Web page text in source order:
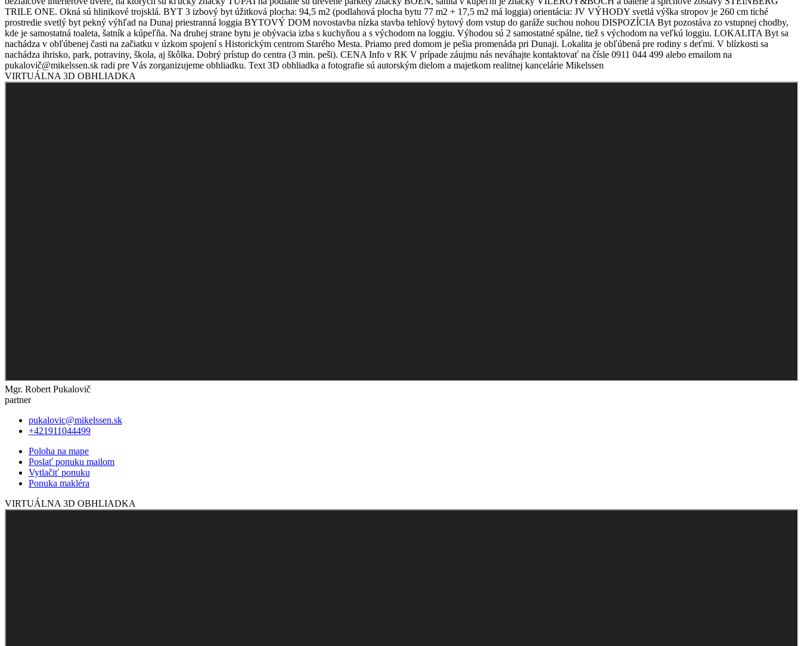
TRILE ONE. Okná sú hlinikové trojsklá. BYT 3 izbový byt úžitková plocha: 94,5 m2 (podlahová plocha bytu 77 m2 + 17,5 m2 má loggia) orientácia: JV VÝHODY svetlá výška stropov je 260 cm tiché
prostredie svetlý byt pekný výhľad na Dunaj priestranná loggia BYTOVÝ DOM novostavba nízka stavba tehlový bytový dom vstup do garáže suchou nohou DISPOZÍCIA Byt pozostáva zo vstupnej chodby,
kde je samostatná toaleta, šatník a kúpeľňa. Na druhej strane bytu je obývacia izba s kuchyňou a s východom na loggiu. Výhodou sú 2 samostatné spálne, tiež s východom na veľkú loggiu. LOKALITA Byt sa
nachádza v obľúbenej časti na začiatku v úzkom spojení s Historickým centrom Starého Mesta. Priamo pred domom je pešia promenáda pri Dunaji. Lokalita je obľúbená pre rodiny s deťmi. V blízkosti sa
nachádza ihrisko, park, potraviny, škola, aj škôlka. Dobrý prístup do centra (3 min. peši). CENA Info v RK V prípade záujmu nás neváhajte kontaktovať na čísle 0911 044 499 alebo emailom na
pukalovič@mikelssen.sk radi pre Vás zorganizujeme obhliadku. Text 3D obhliadka a fotografie sú autorským dielom a majetkom realitnej kancelárie Mikelssen
VIRTUÁLNA 3D OBHLIADKA
Mgr. Robert Pukalovič
partner
pukalovic@mikelssen.sk
+421911044499
Poloha na mape
Poslať ponuku mailom
Vytlačiť ponuku
Ponuka makléra
VIRTUÁLNA 3D OBHLIADKA